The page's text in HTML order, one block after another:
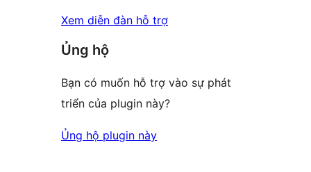
Xem diễn đàn hỗ trợ
Ủng hộ
Bạn có muốn hỗ trợ vào sự phát
triển của plugin này?
Ủng hộ plugin này